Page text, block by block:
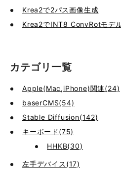
Krea2で2パス画像生成
Krea2でINT8 ConvRotモデ
カテゴリ一覧
Apple(Mac,iPhone)関連(24)
baserCMS(54)
Stable Diffusion(142)
キーボード(75)
HHKB(30)
左手デバイス(17)